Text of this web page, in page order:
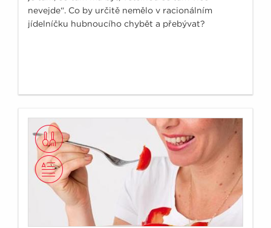
nevejde“. Co by určitě nemělo v racionálním
jídelníčku hubnoucího chybět a přebývat?